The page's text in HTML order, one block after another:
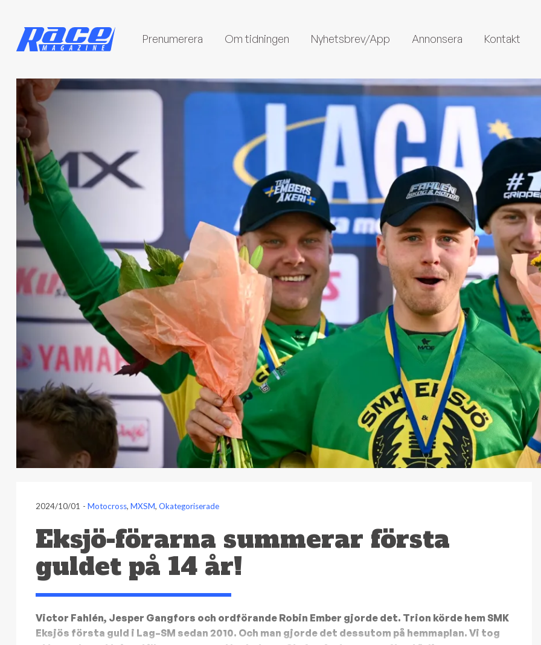
Prenumerera Om tidningen Nyhetsbrev/App Annonsera Kontakt
2024/10/01 - Motocross, MXSM, Okategoriserade
Eksjö-förarna summerar första
guldet på 14 år!
Victor Fahlén, Jesper Gangfors och ordförande Robin Ember gjorde det. Trion körde hem SMK
Eksjös första guld i Lag–SM sedan 2010. Och man gjorde det dessutom på hemmaplan. Vi tog